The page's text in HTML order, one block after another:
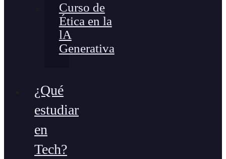
Curso de
Ética en la
lA
Generativa
¿Qué
estudiar
en
Tech?